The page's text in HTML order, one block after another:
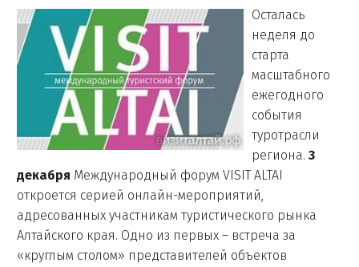
Осталась
неделя до
старта
масштабного
ежегодного
события
туротрасли
региона. 3
декабря Международный форум VISIT ALTAI
откроется серией онлайн-мероприятий,
адресованных участникам туристического рынка
Алтайского края. Одно из первых – встреча за
«круглым столом» представителей объектов